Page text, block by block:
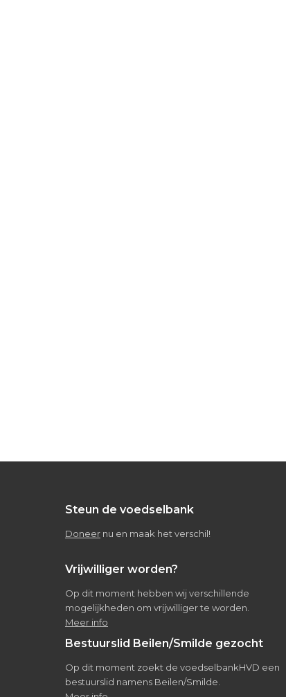
Steun de voedselbank
Doneer nu en maak het verschil!
Vrijwilliger worden?
Op dit moment hebben wij verschillende
mogelijkheden om vrijwilliger te worden.
Meer info
Bestuurslid Beilen/Smilde gezocht
Op dit moment zoekt de voedselbankHVD een
bestuurslid namens Beilen/Smilde.